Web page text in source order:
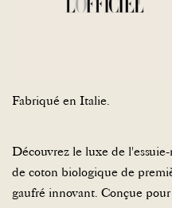
Fabriqué en Italie.
Découvrez le luxe de
de coton biologique de
gaufré innovant. Conçue